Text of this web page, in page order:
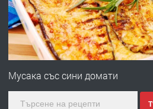
ПРЕДЛАГА
№4120
градската
Мусака със сини домати